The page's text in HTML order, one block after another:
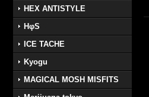
HEX ANTISTYLE
HφS
ICE TACHE
Kyogu
MAGICAL MOSH MISFITS